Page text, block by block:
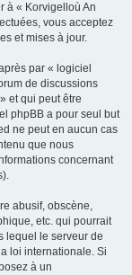
à « Korvigelloù An
vous acceptez
et mises à jour.
par « logiciel
de discussions
» et qui peut être
phpBB a pour seul but
ne peut en aucun cas
que nous
concernant
abusif, obscène,
etc. qui pourrait
lequel le serveur de
loi internationale. Si
à un